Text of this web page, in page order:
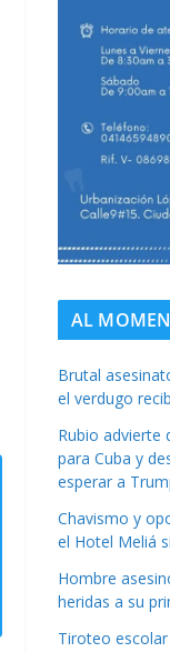
AL
Brutal
el verdugo
Rubio advierte
para Cuba y
esperar a
Chavismo y
el Hotel Meliá
Hombre
heridas a su
Tiroteo